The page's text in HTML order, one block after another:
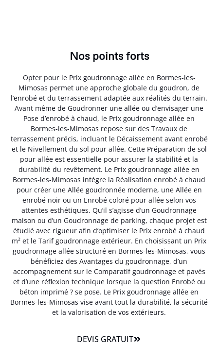
Nos points forts
Opter pour le Prix goudronnage allée en Bormes-les-
Mimosas permet une approche globale du goudron, de
l’enrobé et du terrassement adaptée aux réalités du terrain.
Avant même de Goudronner une allée ou d’envisager une
Pose d’enrobé à chaud, le Prix goudronnage allée en
Bormes-les-Mimosas repose sur des Travaux de
terrassement précis, incluant le Décaissement avant enrobé
et le Nivellement du sol pour allée. Cette Préparation de sol
pour allée est essentielle pour assurer la stabilité et la
durabilité du revêtement. Le Prix goudronnage allée en
Bormes-les-Mimosas intègre la Réalisation enrobé à chaud
pour créer une Allée goudronnée moderne, une Allée en
enrobé noir ou un Enrobé coloré pour allée selon vos
attentes esthétiques. Qu’il s’agisse d’un Goudronnage
maison ou d’un Goudronnage de parking, chaque projet est
étudié avec rigueur afin d’optimiser le Prix enrobé à chaud
m² et le Tarif goudronnage extérieur. En choisissant un Prix
goudronnage allée structuré en Bormes-les-Mimosas, vous
bénéficiez des Avantages du goudronnage, d’un
accompagnement sur le Comparatif goudronnage et pavés
et d’une réflexion technique lorsque la question Enrobé ou
béton imprimé ? se pose. Le Prix goudronnage allée en
Bormes-les-Mimosas vise avant tout la durabilité, la sécurité
et la valorisation de vos extérieurs.
DEVIS GRATUIT